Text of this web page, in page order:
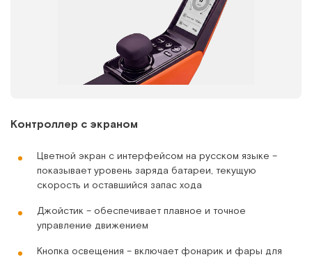
Контроллер с экраном
Цветной экран с интерфейсом на русском языке –
показывает уровень заряда батареи, текущую
скорость и оставшийся запас хода
Джойстик – обеспечивает плавное и точное
управление движением
Кнопка освещения – включает фонарик и фары для